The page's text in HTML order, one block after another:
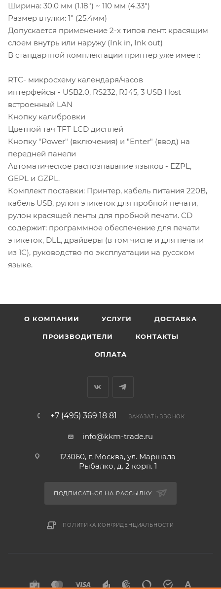
Ширина: 30.0 мм (1.18") ~ 110 мм (4.33")
Размер втулки: 1" (25.4мм)
Допускается применение 2-х типов лент: красящим
слоем внутрь или наружу (Ink in, Ink out)
В стандартной комплектации принтер уже имеет:
RTC- микросхему календаря/часов
интерфейсы - USB2.0, RS232, RJ45, 3 USB Host
встроенный LAN
Кнопку калибровки
Цветной тач TFT LCD дисплей
Кнопку "Power" (включения) и "Enter" (ввод) на
передней панели
Автоматическое распознавание языков - EZPL,
GEPL и GZPL.
Комплект поставки: Принтер, кабель питания 220В,
кабель USB, рулон этикеток для пробной печати,
рулон красящей ленты для пробной печати. CD
содержит: программное обеспечение для печати
этикеток, DLL, драйверы (в том числе и для печати
из 1С), руководство по эксплуатации на русском
языке.
О КОМПАНИИ УСЛУГИ ДОСТАВКА
ПРОИЗВОДИТЕЛИ КОНТАКТЫ
ОПЛАТА
+7 (495) 369 18 81 ЗАКАЗАТЬ ЗВОНОК
info@kkm-trade.ru
123060, г. Москва, ул. Маршала
Рыбалко, д. 2 корп. 1
ПОДПИСАТЬСЯ НА РАССЫЛКУ
ПОЛИТИКА КОНФИДЕНЦИАЛЬНОСТИ